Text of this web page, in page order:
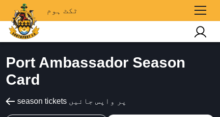
ٹکٹ ہوم
Port Ambassador Season
Card
season tickets پر واپس جائیں